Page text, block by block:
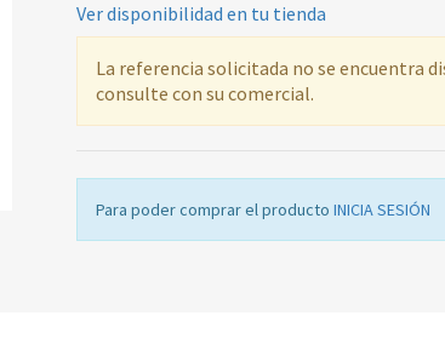
Ver disponibilidad en tu tienda
La referencia solicitada no se encuentra
consulte con su comercial.
Para poder comprar el producto INICIA SESIÓN